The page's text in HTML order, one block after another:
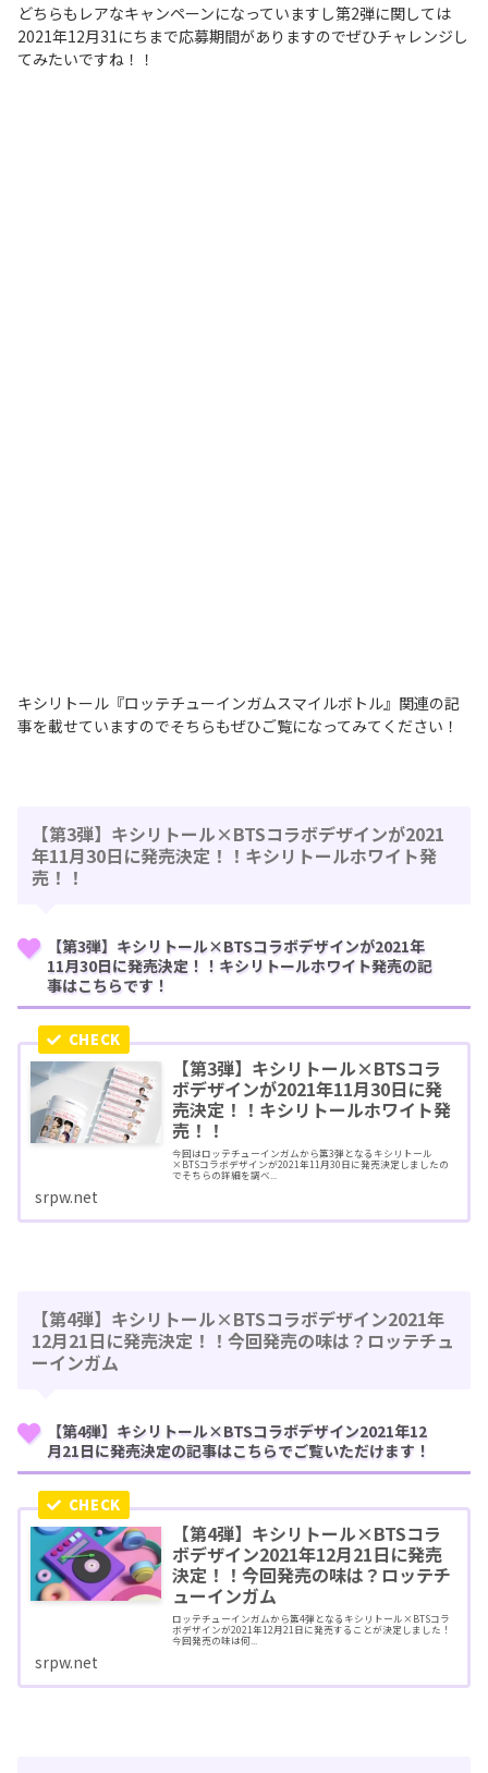
どちらもレアなキャンペーンになっていますし第2弾に関しては
2021年12月31にちまで応募期間がありますのでぜひチャレンジし
てみたいですね！！
キシリトール『ロッテチューインガムスマイルボトル』関連の記
事を載せていますのでそちらもぜひご覧になってみてください！
【第3弾】キシリトール×BTSコラボデザインが2021
年11月30日に発売決定！！キシリトールホワイト発
売！！
【第3弾】キシリトール×BTSコラボデザインが2021年
11月30日に発売決定！！キシリトールホワイト発売の記
事はこちらです！
【第3弾】キシリトール×BTSコラ
ボデザインが2021年11月30日に発
売決定！！キシリトールホワイト発
売！！
今回はロッテチューインガムから第3弾となるキシリトール
×BTSコラボデザインが2021年11月30日に発売決定しましたの
でそちらの詳細を調べ...
srpw.net
【第4弾】キシリトール×BTSコラボデザイン2021年
12月21日に発売決定！！今回発売の味は？ロッテチュ
ーインガム
【第4弾】キシリトール×BTSコラボデザイン2021年12
月21日に発売決定の記事はこちらでご覧いただけます！
【第4弾】キシリトール×BTSコラ
ボデザイン2021年12月21日に発売
決定！！今回発売の味は？ロッテチ
ューインガム
ロッテチューインガムから第4弾となるキシリトール×BTSコラ
ボデザインが2021年12月21日に発売することが決定しました！
今回発売の味は何...
srpw.net